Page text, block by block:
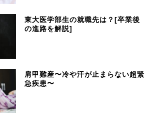
東大医学部生の就職先は？[卒業後
の進路を解説]
肩甲難産〜冷や汗が止まらない超緊
急疾患〜